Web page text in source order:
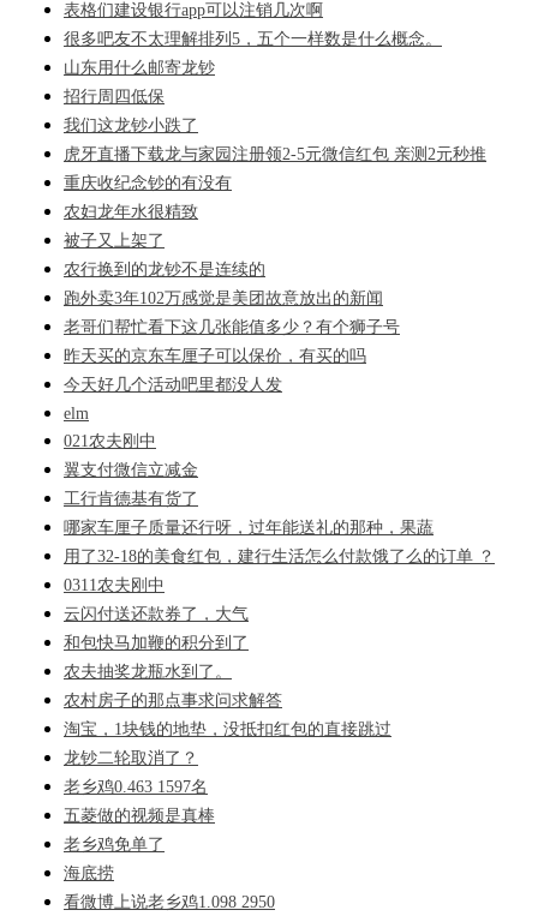
表格们建设银行app可以注销几次啊
很多吧友不太理解排列5，五个一样数是什么概念。
山东用什么邮寄龙钞
招行周四低保
我们这龙钞小跌了
虎牙直播下载龙与家园注册领2-5元微信红包 亲测2元秒推
重庆收纪念钞的有没有
农妇龙年水很精致
被子又上架了
农行换到的龙钞不是连续的
跑外卖3年102万感觉是美团故意放出的新闻
老哥们帮忙看下这几张能值多少？有个狮子号
昨天买的京东车厘子可以保价，有买的吗
今天好几个活动吧里都没人发
elm
021农夫刚中
翼支付微信立减金
工行肯德基有货了
哪家车厘子质量还行呀，过年能送礼的那种，果蔬
用了32-18的美食红包，建行生活怎么付款饿了么的订单 ？
0311农夫刚中
云闪付送还款券了，大气
和包快马加鞭的积分到了
农夫抽奖龙瓶水到了。
农村房子的那点事求问求解答
淘宝，1块钱的地垫，没抵扣红包的直接跳过
龙钞二轮取消了？
老乡鸡0.463 1597名
五菱做的视频是真棒
老乡鸡免单了
海底捞
看微博上说老乡鸡1.098 2950